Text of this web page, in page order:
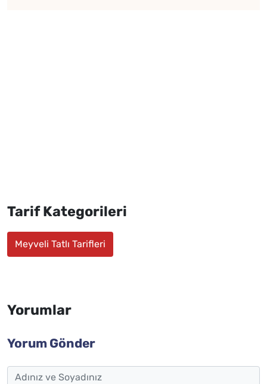
Tarif Kategorileri
Meyveli Tatlı Tarifleri
Yorumlar
Yorum Gönder